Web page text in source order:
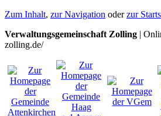
Zum Inhalt, zur Navigation oderzur
Verwaltungsgemeinschaft Zolling |
zolling.de/